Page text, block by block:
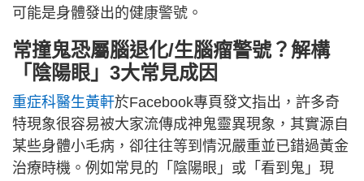
可能是身體發出的健康警號。
常撞鬼恐屬腦退化/生腦瘤警號？解構
「陰陽眼」3大常見成因
重症科醫生黃軒於Facebook專頁發文指出，許多奇
特現象很容易被大家流傳成神鬼靈異現象，其實源自
某些身體小毛病，卻往往等到情況嚴重並已錯過黃金
治療時機。例如常見的「陰陽眼」或「看到鬼」現